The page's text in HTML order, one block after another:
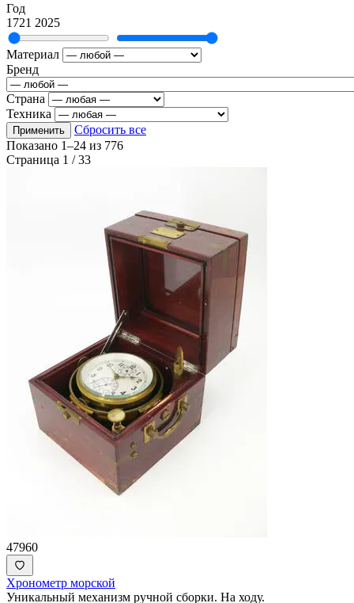
Год
1721 2025
Материал
Бренд
Страна
Техника
Применить
Сбросить все
Показано 1–24 из 776
Страница 1 / 33
47960
Хронометр морской
Уникальный механизм ручной сборки. На ходу.